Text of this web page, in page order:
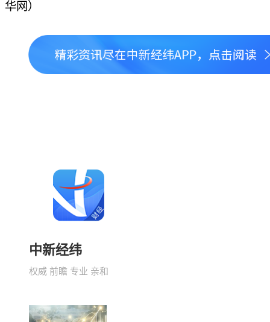
华网）
中新经纬
权威 前瞻 专业 亲和